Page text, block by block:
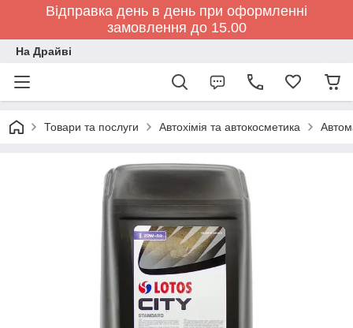
Відправка день в день при оформленні
замовлення до 15.00
На Драйві
Товари та послуги Автохімія та автокосметика